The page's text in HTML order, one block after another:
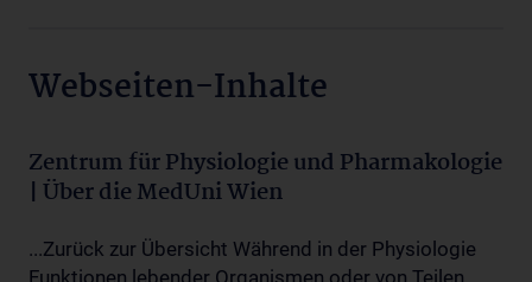
Webseiten-Inhalte
Zentrum für Physiologie und Pharmakologie
| Über die MedUni Wien
...Zurück zur Übersicht Während in der Physiologie
Funktionen lebender Organismen oder von Teilen